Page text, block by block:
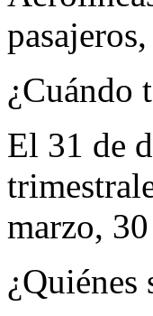
¿Cuándo
El 31 de
marzo,
¿Quiénes